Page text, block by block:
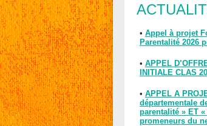
• Appel à projet
Parentalité 2026
• APPEL
INITIALE CLAS
• APPEL A
départementale
parentalité » ET
promeneurs du